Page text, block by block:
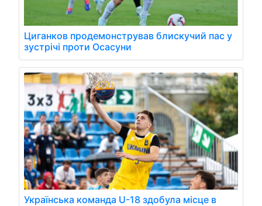
Циганков продемонстрував блискучий пас у
зустрічі проти Осасуни
Українська команда U-18 здобула місце в